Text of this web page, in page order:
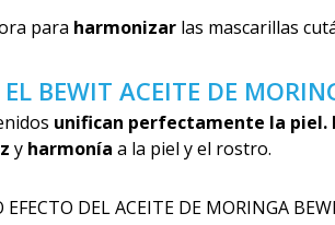
para harmonizar las mascarillas
BEWIT ACEITE DE
unifican perfectamente la piel.
y harmonía a la piel y el rostro.
DEL ACEITE DE MORINGA